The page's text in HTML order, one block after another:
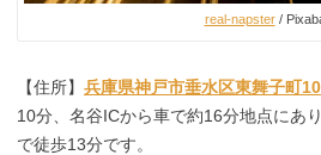
real-napster/
【住所】 兵庫県神戸市垂水区東舞子町10
10分、名谷ICから車で約16分地点にあ
で徒歩13分です。